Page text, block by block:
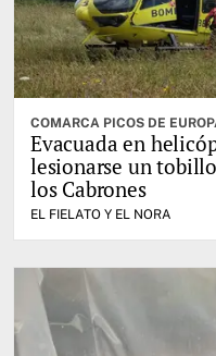
COMARCA PICOS DE
Evacuada en
lesionarse un
los Cabrones
EL FIELATO Y EL NORA